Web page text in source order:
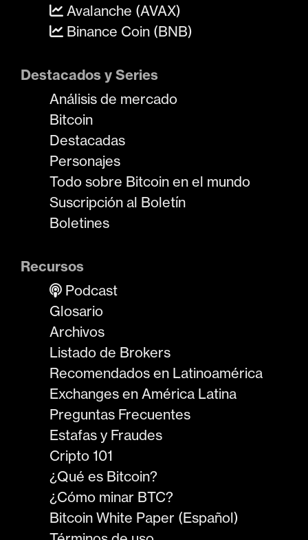
Avalanche (AVAX)
Binance Coin (BNB)
Destacados y Series
Análisis de mercado
Bitcoin
Destacadas
Personajes
Todo sobre Bitcoin en el mundo
Suscripción al Boletín
Boletines
Recursos
Podcast
Glosario
Archivos
Listado de Brokers
Recomendados en Latinoamérica
Exchanges en América Latina
Preguntas Frecuentes
Estafas y Fraudes
Cripto 101
¿Qué es Bitcoin?
¿Cómo minar BTC?
Bitcoin White Paper (Español)